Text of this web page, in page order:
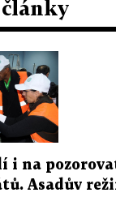
i na
Asadův